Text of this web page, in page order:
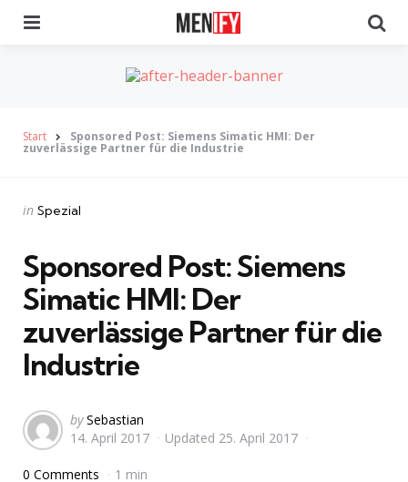
Start Sponsored Post: Siemens Simatic HMI: Der
zuverlässige Partner für die Industrie
Categories
Posted
in Spezial
Sponsored Post: Siemens
Simatic HMI: Der
zuverlässige Partner für die
Industrie
Posted
by
by Sebastian
14. April 2017
Updated 25. April 2017
0 Comments 1 min